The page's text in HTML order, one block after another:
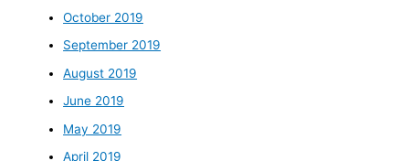
October 2019
September 2019
August 2019
June 2019
May 2019
April 2019